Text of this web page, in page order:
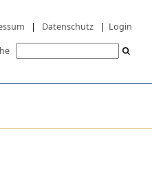
| Datenschutz | Login